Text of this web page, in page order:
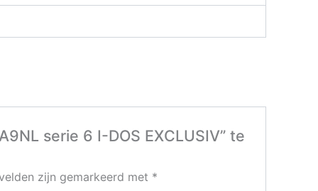
serie 6 I-DOS EXCLUSIV” te
zijn gemarkeerd met *